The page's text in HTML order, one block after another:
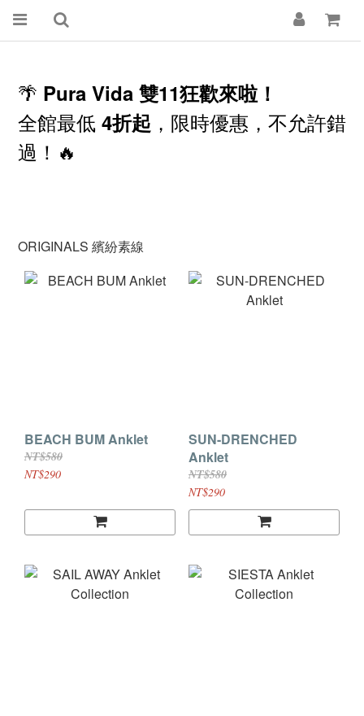
🌴 Pura Vida 雙11狂歡來啦！
全館最低 4折起 ，限時優惠，不允許錯
過！🔥
ORIGINALS 繽紛素線
BEACH BUM Anklet
NT$580
NT$290
SUN-DRENCHED
Anklet
NT$580
NT$290